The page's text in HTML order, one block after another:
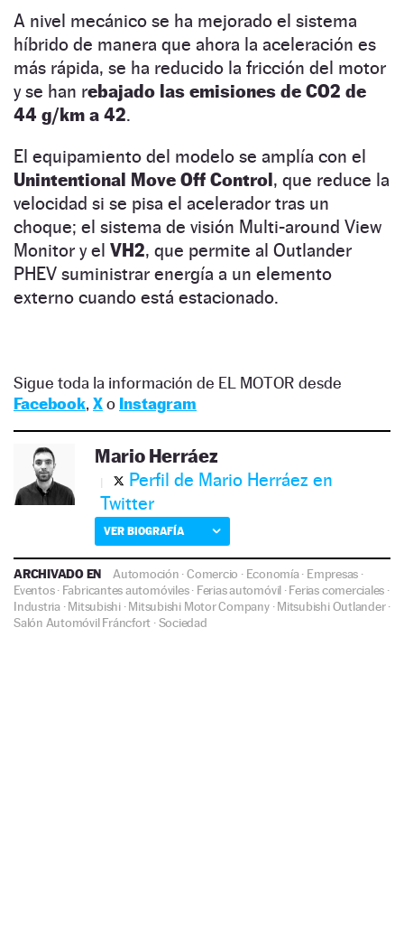
A nivel mecánico se ha mejorado el sistema
híbrido de manera que ahora la aceleración es
más rápida, se ha reducido la fricción del motor
y se han rebajado las emisiones de CO2 de
44 g/km a 42.
El equipamiento del modelo se amplía con el
Unintentional Move Off Control, que reduce la
velocidad si se pisa el acelerador tras un
choque; el sistema de visión Multi-around View
Monitor y el VH2, que permite al Outlander
PHEV suministrar energía a un elemento
externo cuando está estacionado.
Sigue toda la información de EL MOTOR desde
Facebook, Xo Instagram
Mario Herráez
Perfil de Mario Herráez en
Twitter
VER BIOGRAFÍA
ARCHIVADO EN Automoción ·Comercio · Economía· Empresas ·
Eventos· Fabricantes automóviles· Ferias automóvil ·Ferias comerciales ·
Industria·Mitsubishi·Mitsubishi Motor Company·Mitsubishi Outlander·
Salón Automóvil Fráncfort ·Sociedad